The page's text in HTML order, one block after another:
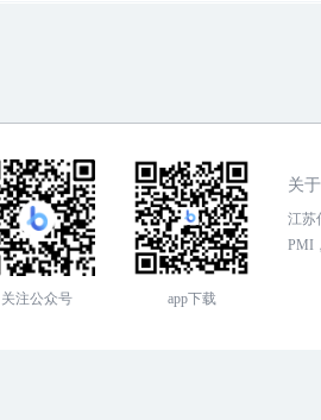
关注公众号 app下载
关
江苏
PMI